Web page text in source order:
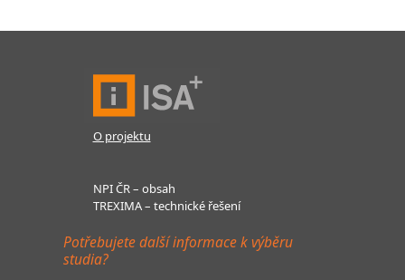
O projektu
NPI ČR – obsah
TREXIMA – technické řešení
Potřebujete další informace k výběru
studia?